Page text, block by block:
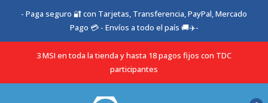
SALTAR AL CONTENIDO
- Paga seguro 🔐 con Tarjetas, Transferencia, PayPal, Mercado
Pago 💳 - Envíos a todo el país 🚚✈️-
3 MSI en toda la tienda y hasta 18 pagos fijos con TDC
participantes